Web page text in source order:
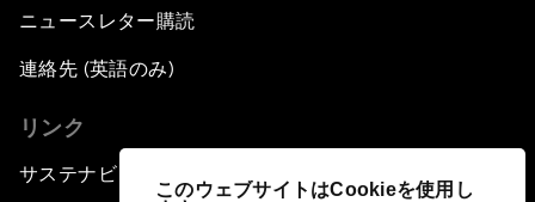
このウェブサイトはCookieを使用し
ニュースレター購読
連絡先 (英語のみ)
リンク
サステナビリティへの取り組み